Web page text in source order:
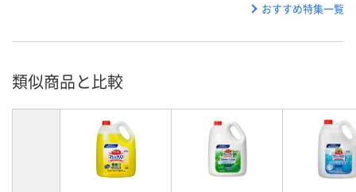
おすすめ特集一覧
類似商品と比較